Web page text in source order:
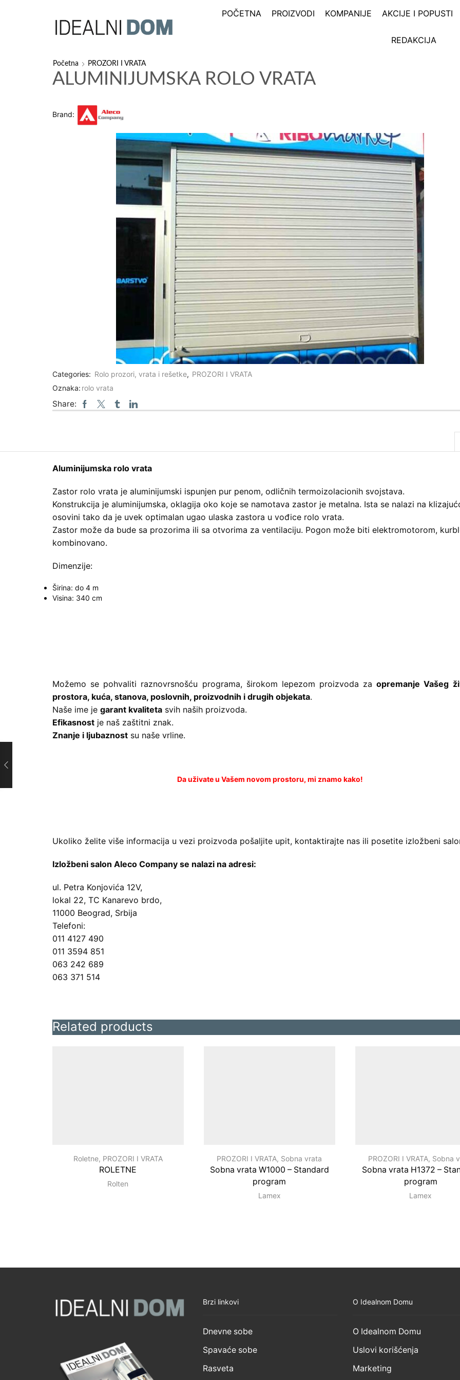
POČETNA PROIZVODI KOMPANIJE AKCIJE I POPUSTI
REDAKCIJA
Početna PROZORI I VRATA
ALUMINIJUMSKA ROLO VRATA
Brand:
Categories: Rolo prozori, vrata i rešetke, PROZORI I VRATA
Oznaka: rolo vrata
Share:
Aluminijumska rolo vrata
Zastor rolo vrata je aluminijumski ispunjen pur penom, odličnih termoizolacionih svojstava.
Konstrukcija je aluminijumska, oklagija oko koje se namotava zastor je metalna. Ista se nalazi na
osovini tako da je uvek optimalan ugao ulaska zastora u vođice rolo vrata.
Zastor može da bude sa prozorima ili sa otvorima za ventilaciju. Pogon može biti elektromotorom,
kombinovano.
Dimenzije:
Širina: do 4 m
Visina: 340 cm
Možemo se pohvaliti raznovrsnošću programa, širokom lepezom proizvoda zaopremanje Vašeg
prostora, kuća, stanova, poslovnih, proizvodnih i drugih objekata.
Naše ime je garant kvaliteta svih naših proizvoda.
Efikasnost je naš zaštitni znak.
Znanje i ljubaznost su naše vrline.
Da uživate u Vašem novom prostoru, mi znamo kako!
Ukoliko želite više informacija u vezi proizvoda pošaljite upit, kontaktirajte nas ili posetite izložbeni
Izložbeni salon Aleco Company se nalazi na adresi:
ul. Petra Konjovića 12V,
lokal 22, TC Kanarevo brdo,
11000 Beograd, Srbija
Telefoni:
011 4127 490
011 3594 851
063 242 689
063 371 514
Related products
Roletne, PROZORI I VRATA
ROLETNE
Rolten
PROZORI I VRATA, Sobna vrata
Sobna vrata W1000 – Standard
program
Lamex
PROZORI I VRATA, Sobna
Sobna vrata H1372 –
program
Lamex
Brzi linkovi
Dnevne sobe
Spavaće sobe
Rasveta
O Idealnom Domu
O Idealnom Domu
Uslovi korišćenja
Marketing